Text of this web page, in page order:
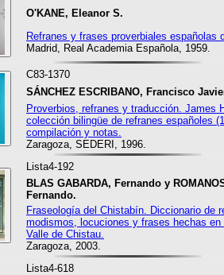
O'KANE, Eleanor S.
Refranes y frases proverbiales españolas
Madrid, Real Academia Española, 1959.
C83-1370
SÁNCHEZ ESCRIBANO, Francisco
Proverbios, refranes y traducción. James
colección bilingüe de refranes españoles
compilación y notas.
Zaragoza, SEDERI, 1996.
Lista4-192
BLAS GABARDA, Fernando y
Fernando.
Fraseología del Chistabín. Diccionario de
modismos, locuciones y frases hechas en
Valle de Chistau.
Zaragoza, 2003.
Lista4-618